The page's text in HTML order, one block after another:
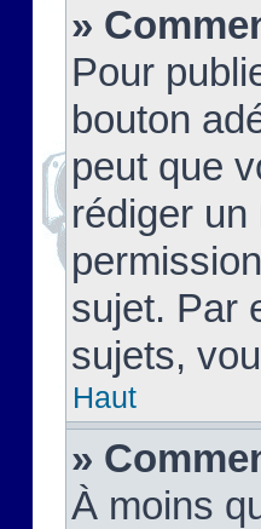
»
Pour
bouton
peut que
rédiger
sujet. Par
sujets,
Haut
»
À moins